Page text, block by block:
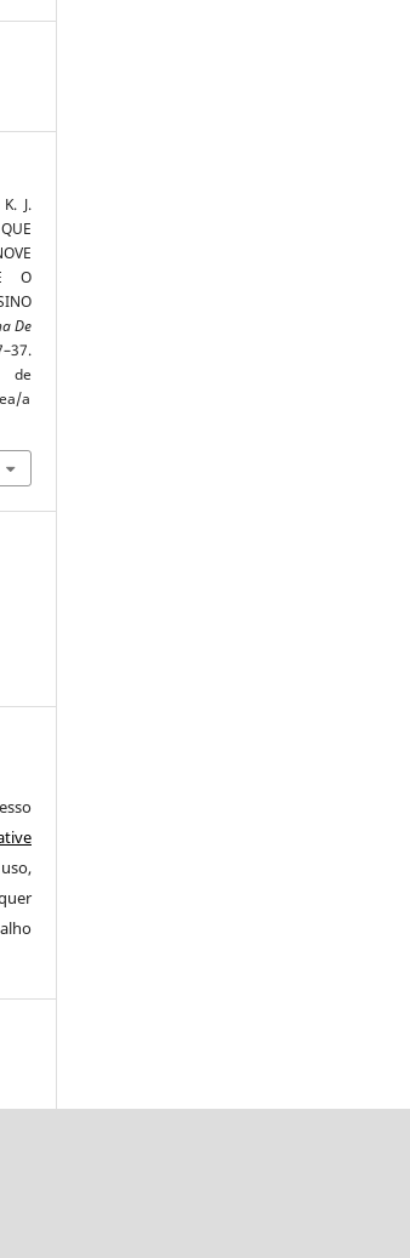
J.
O
De
a